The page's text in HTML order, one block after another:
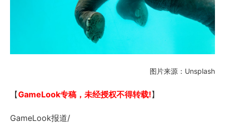
图片来源：Unsplash
【GameLook专稿，未经授权不得转载!】
GameLook报道/